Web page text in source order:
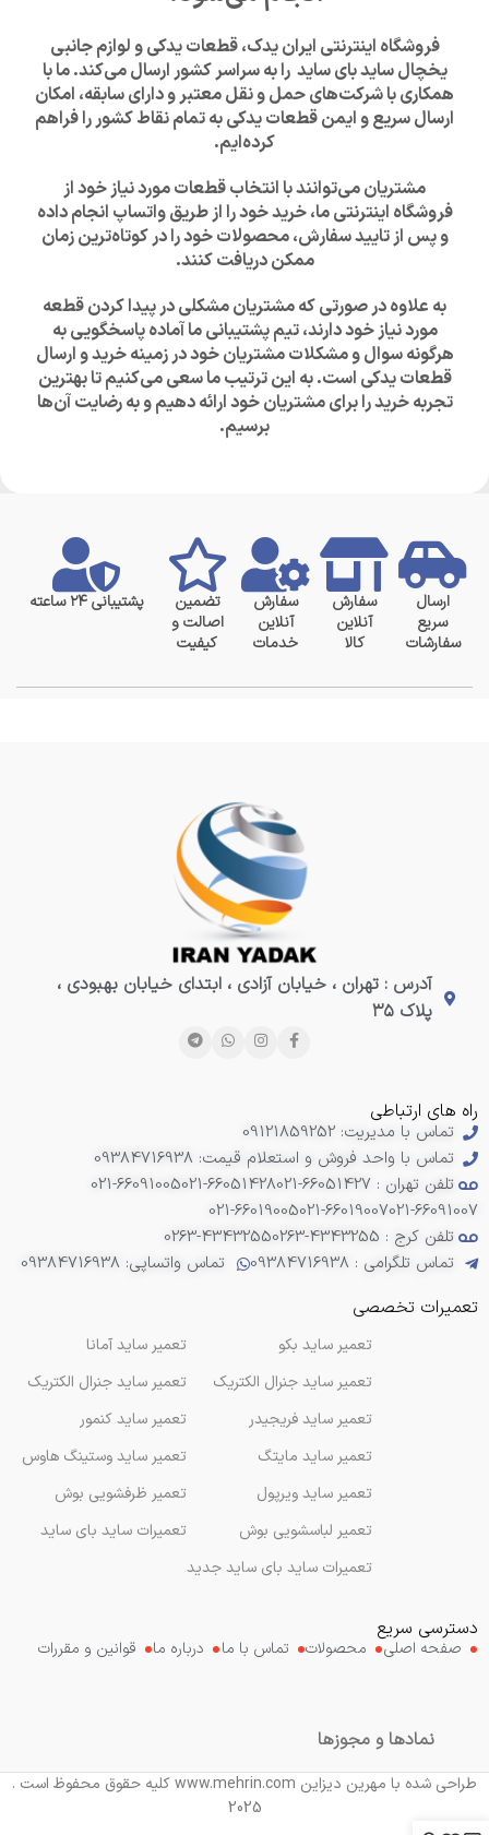
فروشگاه اینترنتی ایران یدک، قطعات یدکی و لوازم جانبی
یخچال ساید بای ساید را به سراسر کشور ارسال می‌کند. ما با
همکاری با شرکت‌های حمل و نقل معتبر و دارای سابقه، امکان
ارسال سریع و ایمن قطعات یدکی به تمام نقاط کشور را فراهم
کرده‌ایم.
مشتریان می‌توانند با انتخاب قطعات مورد نیاز خود از
فروشگاه اینترنتی ما، خرید خود را از طریق واتساپ انجام داده
و پس از تایید سفارش، محصولات خود را در کوتاه‌ترین زمان
ممکن دریافت کنند.
به علاوه در صورتی که مشتریان مشکلی در پیدا کردن قطعه
مورد نیاز خود دارند، تیم پشتیبانی ما آماده پاسخگویی به
هرگونه سوال و مشکلات مشتریان خود در زمینه خرید و ارسال
قطعات یدکی است. به این ترتیب ما سعی می‌کنیم تا بهترین
تجربه خرید را برای مشتریان خود ارائه دهیم و به رضایت آن‌ها
برسیم.
ارسال
سریع
سفارشات
سفارش
آنلاین
کالا
سفارش
آنلاین
خدمات
تضمین
اصالت و
کیفیت
پشتیبانی ۲۴ ساعته
آدرس : تهران ، خیابان آزادی ، ابتدای خیابان بهبودی ،
پلاک ۳۵
راه های ارتباطی
تماس با مدیریت: 09121859252
تماس با واحد فروش و استعلام قیمت: 09384716938
تلفن تهران : 66051427-021
021-66051428
021-66091005
021-66091007
021-66019007
021-66019005
تلفن کرج : 4343255-0263
0263-4343255
تماس تلگرامی : 09384716938
تماس واتساپی: 09384716938
تعمیرات تخصصی
تعمیر ساید آمانا
تعمیر ساید جنرال الکتریک
تعمیر ساید کنمور
تعمیر ساید وستینگ هاوس
تعمیر ظرفشویی بوش
تعمیرات ساید بای ساید
تعمیر ساید بکو
تعمیر ساید جنرال الکتریک
تعمیر ساید فریجیدر
تعمیر ساید مایتگ
تعمیر ساید ویرپول
تعمیر لباسشویی بوش
تعمیرات ساید بای ساید جدید
دسترسی سریع
صفحه اصلی محصولات تماس با ما درباره ما قوانین و مقررات
نمادها و مجوزها
طراحی شده با مهرین دیزاین www.mehrin.com کلیه حقوق محفوظ است .
2025